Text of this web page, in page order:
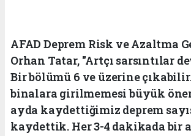
AFAD Deprem Risk ve Azaltma
Orhan Tatar, "Artçı sarsıntılar
Bir bölümü 6 ve üzerine
binalara girilmemesi büyük
ayda kaydettiğimiz deprem
kaydettik. Her 3-4 dakikada bir